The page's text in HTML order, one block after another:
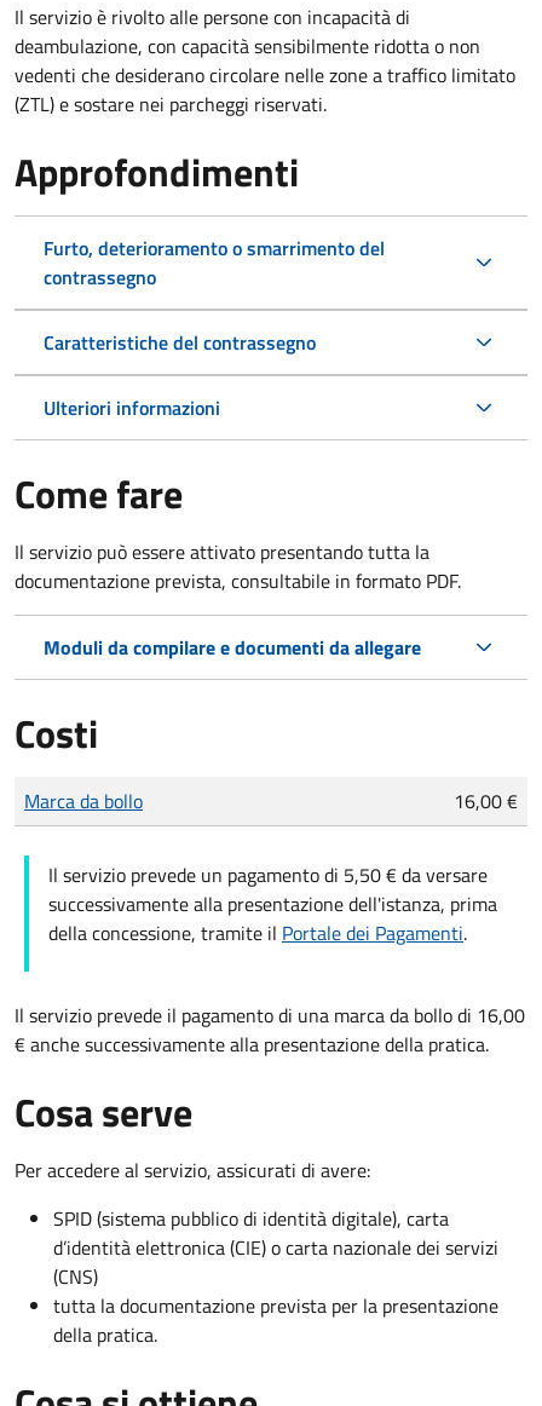
Il servizio è rivolto alle persone con incapacità di
deambulazione, con capacità sensibilmente ridotta o non
vedenti che desiderano circolare nelle zone a traffico limitato
(ZTL) e sostare nei parcheggi riservati.
Approfondimenti
Furto, deterioramento o smarrimento del
contrassegno
Caratteristiche del contrassegno
Ulteriori informazioni
Come fare
Il servizio può essere attivato presentando tutta la
documentazione prevista, consultabile in formato PDF.
Moduli da compilare e documenti da allegare
Costi
Tipo di pagamento
Importo
Marca da bollo 16,00 €
Il servizio prevede un pagamento di 5,50 € da versare
successivamente alla presentazione dell'istanza, prima
della concessione, tramite il Portale dei Pagamenti.
Il servizio prevede il pagamento di una marca da bollo di 16,00
€ anche successivamente alla presentazione della pratica.
Cosa serve
Per accedere al servizio, assicurati di avere:
SPID (sistema pubblico di identità digitale), carta
d’identità elettronica (CIE) o carta nazionale dei servizi
(CNS)
tutta la documentazione prevista per la presentazione
della pratica.